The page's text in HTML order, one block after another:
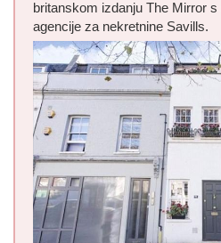
britanskom izdanju The Mirror
agencije za nekretnine Savills.